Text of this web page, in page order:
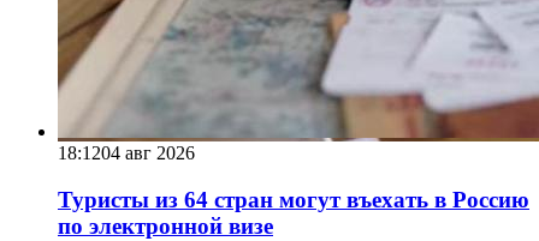
18:1204 авг 2026
Туристы из 64 стран могут въехать в Россию
по электронной визе